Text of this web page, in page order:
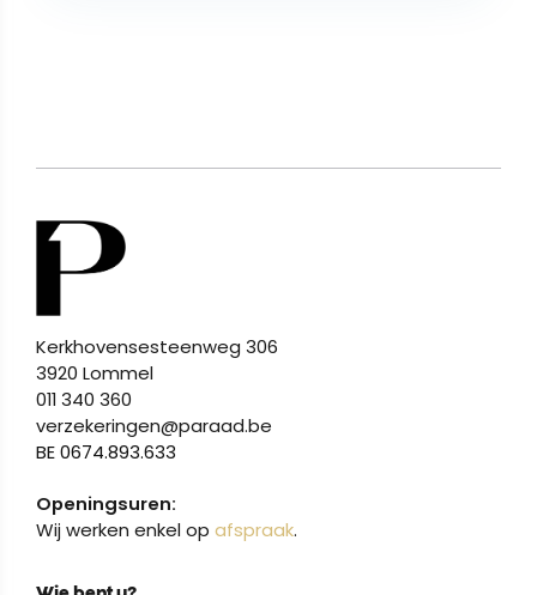
Kerkhovensesteenweg 306
3920 Lommel
011 340 360
verzekeringen@paraad.be
BE 0674.893.633
Openingsuren:
Wij werken enkel op afspraak.